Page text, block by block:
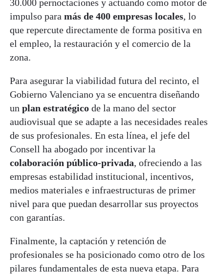
30.000 pernoctaciones y actuando como motor de
impulso para más de 400 empresas locales, lo
que repercute directamente de forma positiva en
el empleo, la restauración y el comercio de la
zona.
Para asegurar la viabilidad futura del recinto, el
Gobierno Valenciano ya se encuentra diseñando
un plan estratégico de la mano del sector
audiovisual que se adapte a las necesidades reales
de sus profesionales. En esta línea, el jefe del
Consell ha abogado por incentivar la
colaboración público-privada, ofreciendo a las
empresas estabilidad institucional, incentivos,
medios materiales e infraestructuras de primer
nivel para que puedan desarrollar sus proyectos
con garantías.
Finalmente, la captación y retención de
profesionales se ha posicionado como otro de los
pilares fundamentales de esta nueva etapa. Para